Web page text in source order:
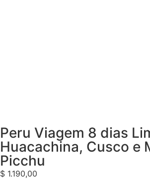
Peru Viagem 8 dias
Huacachina, Cusco e
Picchu
$ 1.190,00